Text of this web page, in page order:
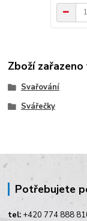
Zboží
Svařování
Svářečky
Potřebujete
tel: +420 774 888